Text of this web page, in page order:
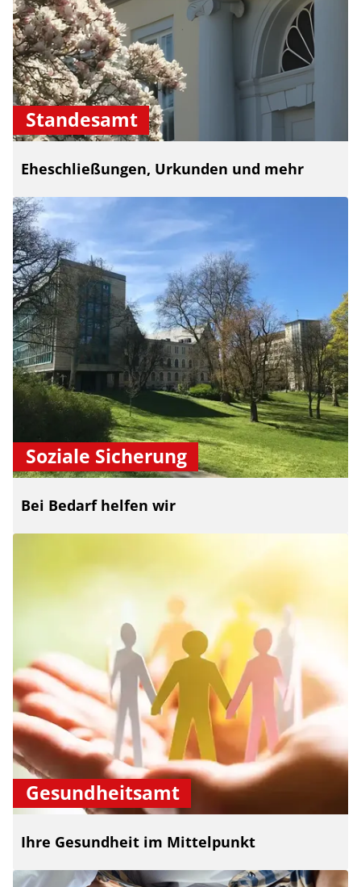
Standesamt
Eheschließungen, Urkunden und mehr
Soziale Sicherung
Bei Bedarf helfen wir
Gesundheitsamt
Ihre Gesundheit im Mittelpunkt